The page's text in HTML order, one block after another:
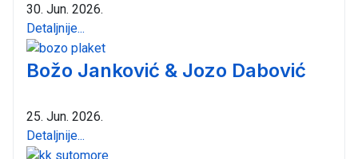
30. Jun. 2026.
Detaljnije...
Božo Janković & Jozo Dabović
25. Jun. 2026.
Detaljnije...